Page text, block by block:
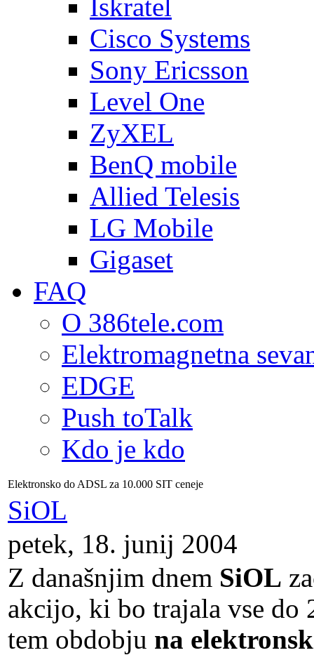
Iskratel
Cisco Systems
Sony Ericsson
Level One
ZyXEL
BenQ mobile
Allied Telesis
LG Mobile
Gigaset
FAQ
O 386tele.com
Elektromagnetna
EDGE
Push toTalk
Kdo je kdo
Elektronsko do ADSL za 10.000 SIT ceneje
SiOL
petek, 18. junij 2004
Z današnjim dnem SiOL
akcijo, ki bo trajala vse do
tem obdobju na